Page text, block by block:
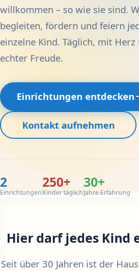
willkommen – so wie sie sind.
begleiten, fördern und feiern
einzelne Kind. Täglich, mit Herz
echter Freude.
Einrichtungen entdecken
Kontakt aufnehmen
2
Einrichtungen
250+
Kinder täglich
30+
Jahre Erfahrung
Hier darf jedes Kind
Seit über 30 Jahren ist der